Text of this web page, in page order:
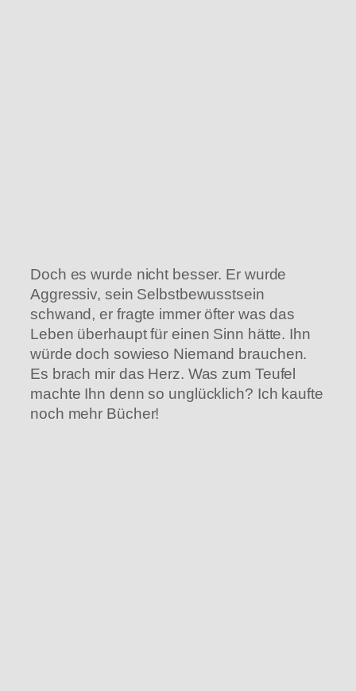
Doch es wurde nicht besser. Er wurde
Aggressiv, sein Selbstbewusstsein
schwand, er fragte immer öfter was das
Leben überhaupt für einen Sinn hätte. Ihn
würde doch sowieso Niemand brauchen.
Es brach mir das Herz. Was zum Teufel
machte Ihn denn so unglücklich? Ich kaufte
noch mehr Bücher!